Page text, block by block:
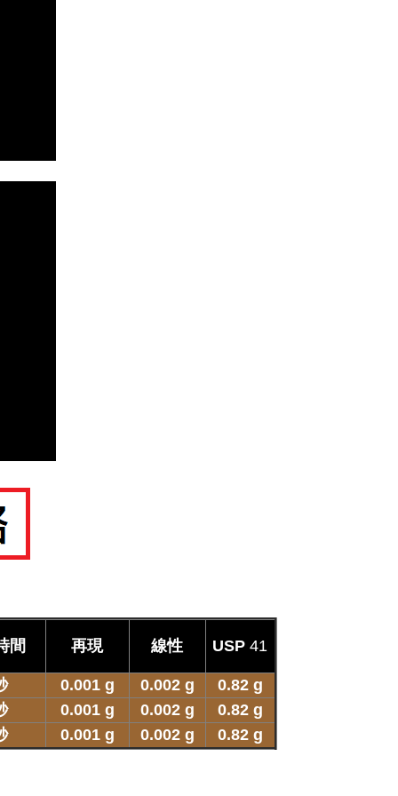
間 再現 線性 USP 41
0.001 g 0.002 g
0.82 g
0.001 g 0.002 g
0.82 g
0.001 g 0.002 g 0.82 g